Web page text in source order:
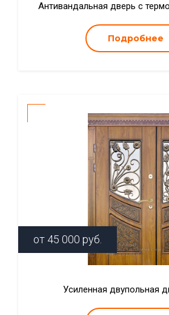
Антивандальная дверь с
Подробнее
от 45 000 руб.
Усиленная двупольная